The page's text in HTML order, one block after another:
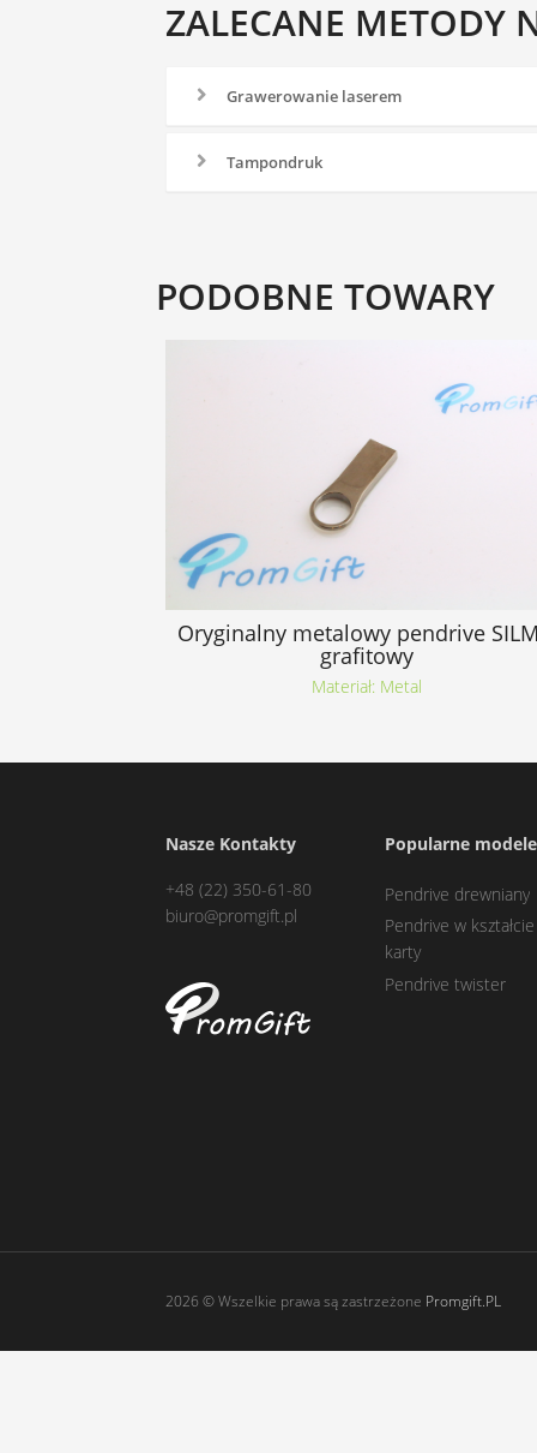
ZALECANE METODY
Grawerowanie laserem
Tampondruk
PODOBNE TOWARY
Oryginalny metalowy pendrive
grafitowy
Materiał: Metal
Nasze Kontakty
+48 (22) 350-61-80
biuro@promgift.pl
Popularne modele
Pendrive drewniany
Pendrive w kształcie
karty
Pendrive twister
2026 © Wszelkie prawa są zastrzeżone Promgift.PL